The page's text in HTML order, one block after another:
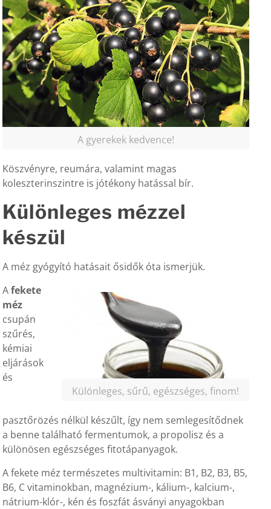
A gyerekek kedvence!
Köszvényre, reumára, valamint magas
koleszterinszintre is jótékony hatással bír.
Különleges mézzel
készül
A méz gyógyító hatásait ősidők óta ismerjük.
Különleges, sűrű, egészséges, finom!
Afekete
méz
csupán
szűrés,
kémiai
eljárások
és
pasztőrözés nélkül készűlt, így nem semlegesítődnek
a benne található fermentumok, a propolisz és a
különösen egészséges fitotápanyagok.
A fekete méz természetes multivitamin: B1, B2, B3, B5,
B6, C vitaminokban, magnézium-, kálium-, kalcium-,
nátrium-klór-, kén és foszfát ásványi anyagokban